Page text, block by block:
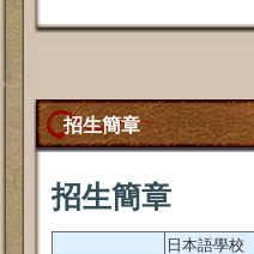
招生簡章
招生簡章
日本語學校